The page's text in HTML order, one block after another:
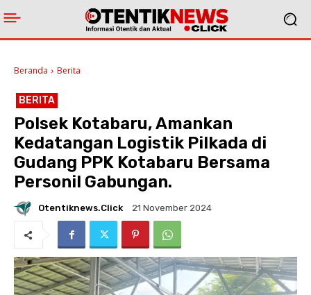
Beranda Berita
BERITA
Polsek Kotabaru, Amankan
Kedatangan Logistik Pilkada di
Gudang PPK Kotabaru Bersama
Personil Gabungan.
Otentiknews.click 21 November 2024